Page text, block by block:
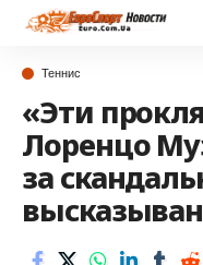
Теннис
«Эти
Лоренцо
за